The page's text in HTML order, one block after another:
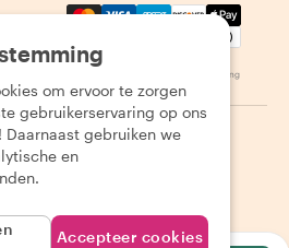
Mastercard, Visa, Amex,
Beschikbaarheid varieert per bestemming
| Privacybeleid | Cookies | Sitemap
om ervoor te zorgen
gebruikerservaring op ons
gebruiken we
en
Accepteer cookies